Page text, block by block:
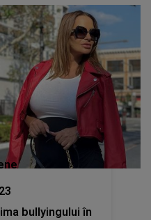
bullyingului în